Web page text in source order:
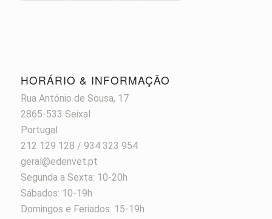
HORÁRIO & INFORMAÇÃO
Rua António de Sousa, 17
2865-533 Seixal
Portugal
212 129 128 / 934 323 954
geral@edenvet.pt
Segunda a Sexta: 10-20h
Sábados: 10-19h
Domingos e Feriados: 15-19h